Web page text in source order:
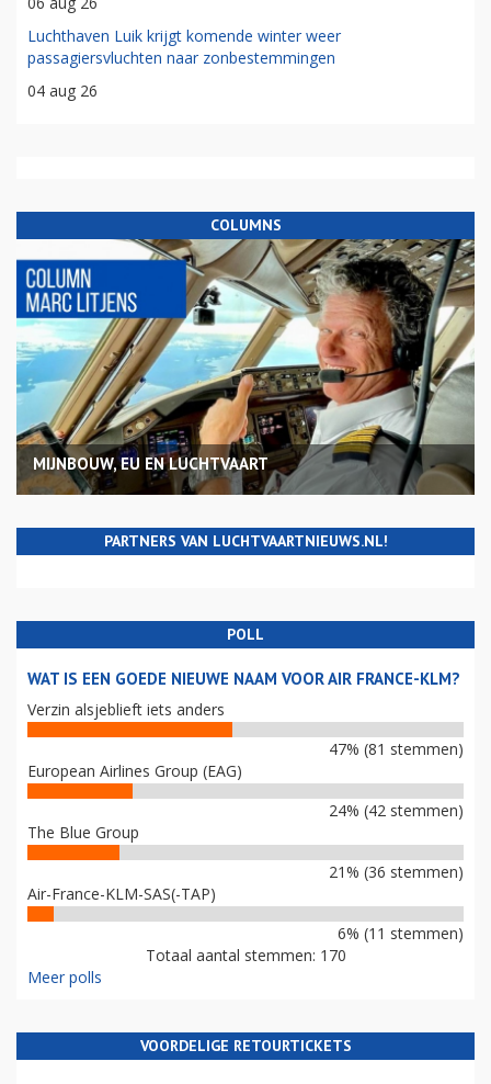
Luchthaven Luik krijgt komende winter weer
passagiersvluchten naar zonbestemmingen
04 aug 26
COLUMNS
MIJNBOUW, EU EN LUCHTVAART
PARTNERS VAN LUCHTVAARTNIEUWS.NL!
POLL
WAT IS EEN GOEDE NIEUWE NAAM VOOR AIR FRANCE-KLM?
Verzin alsjeblieft iets anders
47% (81 stemmen)
European Airlines Group (EAG)
24% (42 stemmen)
The Blue Group
21% (36 stemmen)
Air-France-KLM-SAS(-TAP)
6% (11 stemmen)
Totaal aantal stemmen: 170
Meer polls
VOORDELIGE RETOURTICKETS